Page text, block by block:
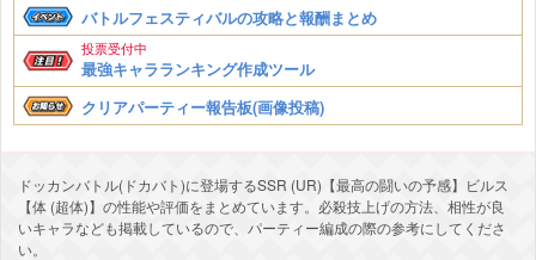
バトルフェスティバルの攻略と報酬まとめ
投票受付中
最強キャラランキング作成ツール
クリアパーティー報告板(画像投稿)
ドッカンバトル(ドカバト)に登場するSSR (UR)【最高の闘いの予感】ビルス
【体 (超体)】の性能や評価をまとめています。必殺技上げの方法、相性が良
いキャラなども掲載しているので、パーティー編成の際の参考にしてくださ
い。